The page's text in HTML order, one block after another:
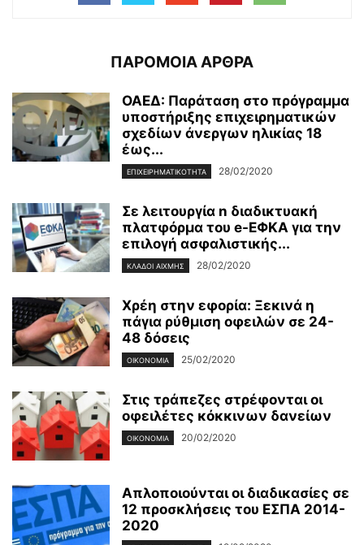
ΠΑΡΟΜΟΙΑ ΑΡΘΡΑ
ΟΑΕΔ: Παράταση στο πρόγραμμα
υποστήριξης επιχειρηματικών
σχεδίων άνεργων ηλικίας 18
έως...
ΕΠΙΧΕΙΡΗΜΑΤΙΚΌΤΗΤΑ 28/02/2020
Σε λειτουργία n διαδικτυακή
πλατφόρμα του e-ΕΦΚΑ για την
επιλογή ασφαλιστικής...
ΚΛΆΔΟΙ ΑΙΧΜΉΣ 28/02/2020
Χρέη στην εφορία: Ξεκινά η
πάγια ρύθμιση οφειλών σε 24-
48 δόσεις
ΟΙΚΟΝΟΜΊΑ 25/02/2020
Στις τράπεζες στρέφονται οι
οφειλέτες κόκκινων δανείων
ΟΙΚΟΝΟΜΊΑ 20/02/2020
Απλοποιούνται οι διαδικασίες σε
12 προσκλήσεις του ΕΣΠΑ 2014-
2020